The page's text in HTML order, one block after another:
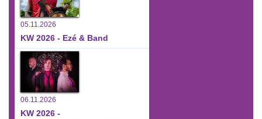
05.11.2026
KW 2026 - Ezé & Band
06.11.2026
KW 2026 -